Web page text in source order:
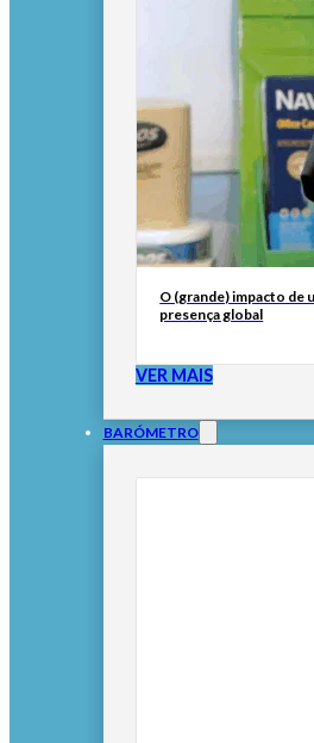
O (grande) impacto de
presença global
VER MAIS
BARÓMETRO